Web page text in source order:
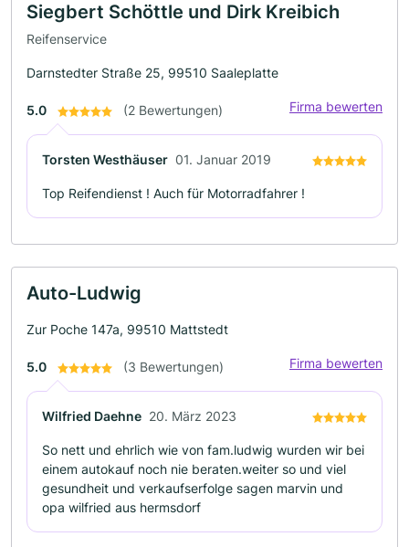
Siegbert Schöttle und Dirk Kreibich
Reifenservice
Darnstedter Straße 25, 99510 Saaleplatte
5.0 (2 Bewertungen) Firma bewerten
Torsten Westhäuser 01. Januar 2019
Top Reifendienst ! Auch für Motorradfahrer !
Auto-Ludwig
Zur Poche 147a, 99510 Mattstedt
5.0 (3 Bewertungen) Firma bewerten
Wilfried Daehne 20. März 2023
So nett und ehrlich wie von fam.ludwig wurden wir bei
einem autokauf noch nie beraten.weiter so und viel
gesundheit und verkaufserfolge sagen marvin und
opa wilfried aus hermsdorf